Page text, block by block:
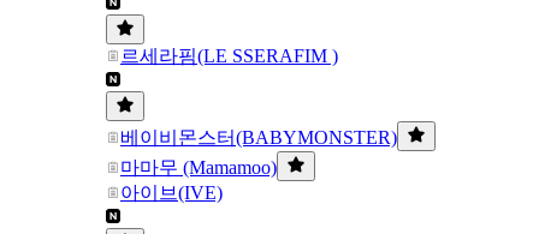
르세라핌(LE SSERAFIM )
베이비몬스터(BABYMONSTER)
마마무 (Mamamoo)
아이브(IVE)